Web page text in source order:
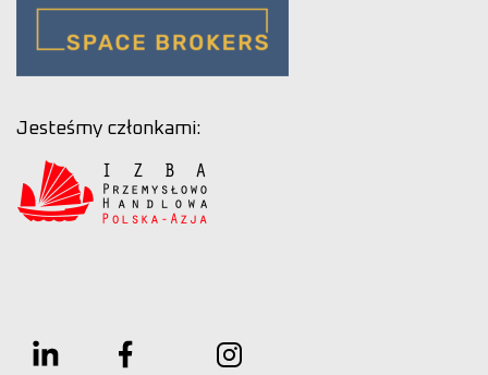
Jesteśmy członkami: